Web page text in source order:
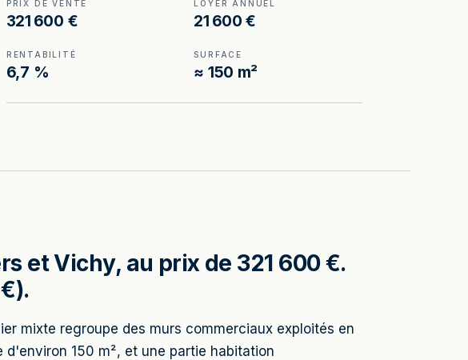
PRIX DE VENTE
321 600 €
LOYER ANNUEL
21 600 €
RENTABILITÉ
6,7 %
SURFACE
≈ 150 m²
et Vichy, au prix de 321 600 €.
mixte regroupe des murs commerciaux exploités en
150 m², et une partie habitation